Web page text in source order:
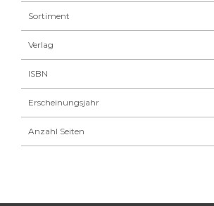
Sortiment
Verlag
ISBN
Erscheinungsjahr
Anzahl Seiten